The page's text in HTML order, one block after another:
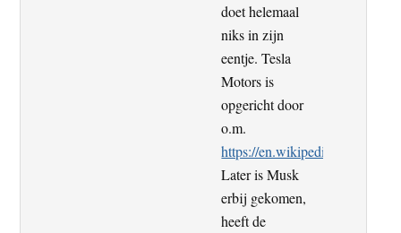
doet helemaal
niks in zijn
eentje. Tesla
Motors is
opgericht door
o.m.
https://en.wikipedia.org/wiki/
Later is Musk
erbij gekomen,
heeft de